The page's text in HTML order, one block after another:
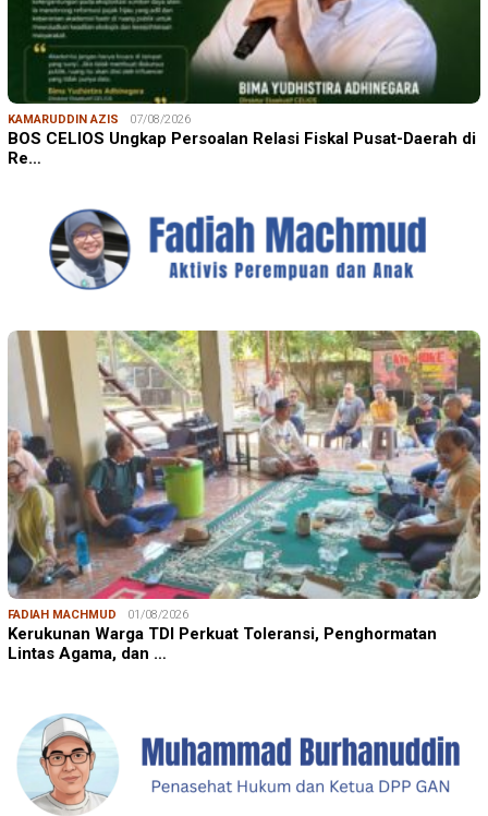
KAMARUDDIN AZIS 07/08/2026
BOS CELIOS Ungkap Persoalan Relasi Fiskal Pusat-Daerah di
Re…
FADIAH MACHMUD 01/08/2026
Kerukunan Warga TDI Perkuat Toleransi, Penghormatan
Lintas Agama, dan …